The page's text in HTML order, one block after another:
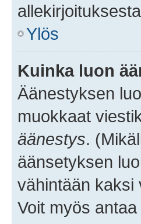
Ylös
Kuinka luon
Äänestyksen
muokkaat
äänestys.
äänsetyksen
vähintään kaksi
Voit myös